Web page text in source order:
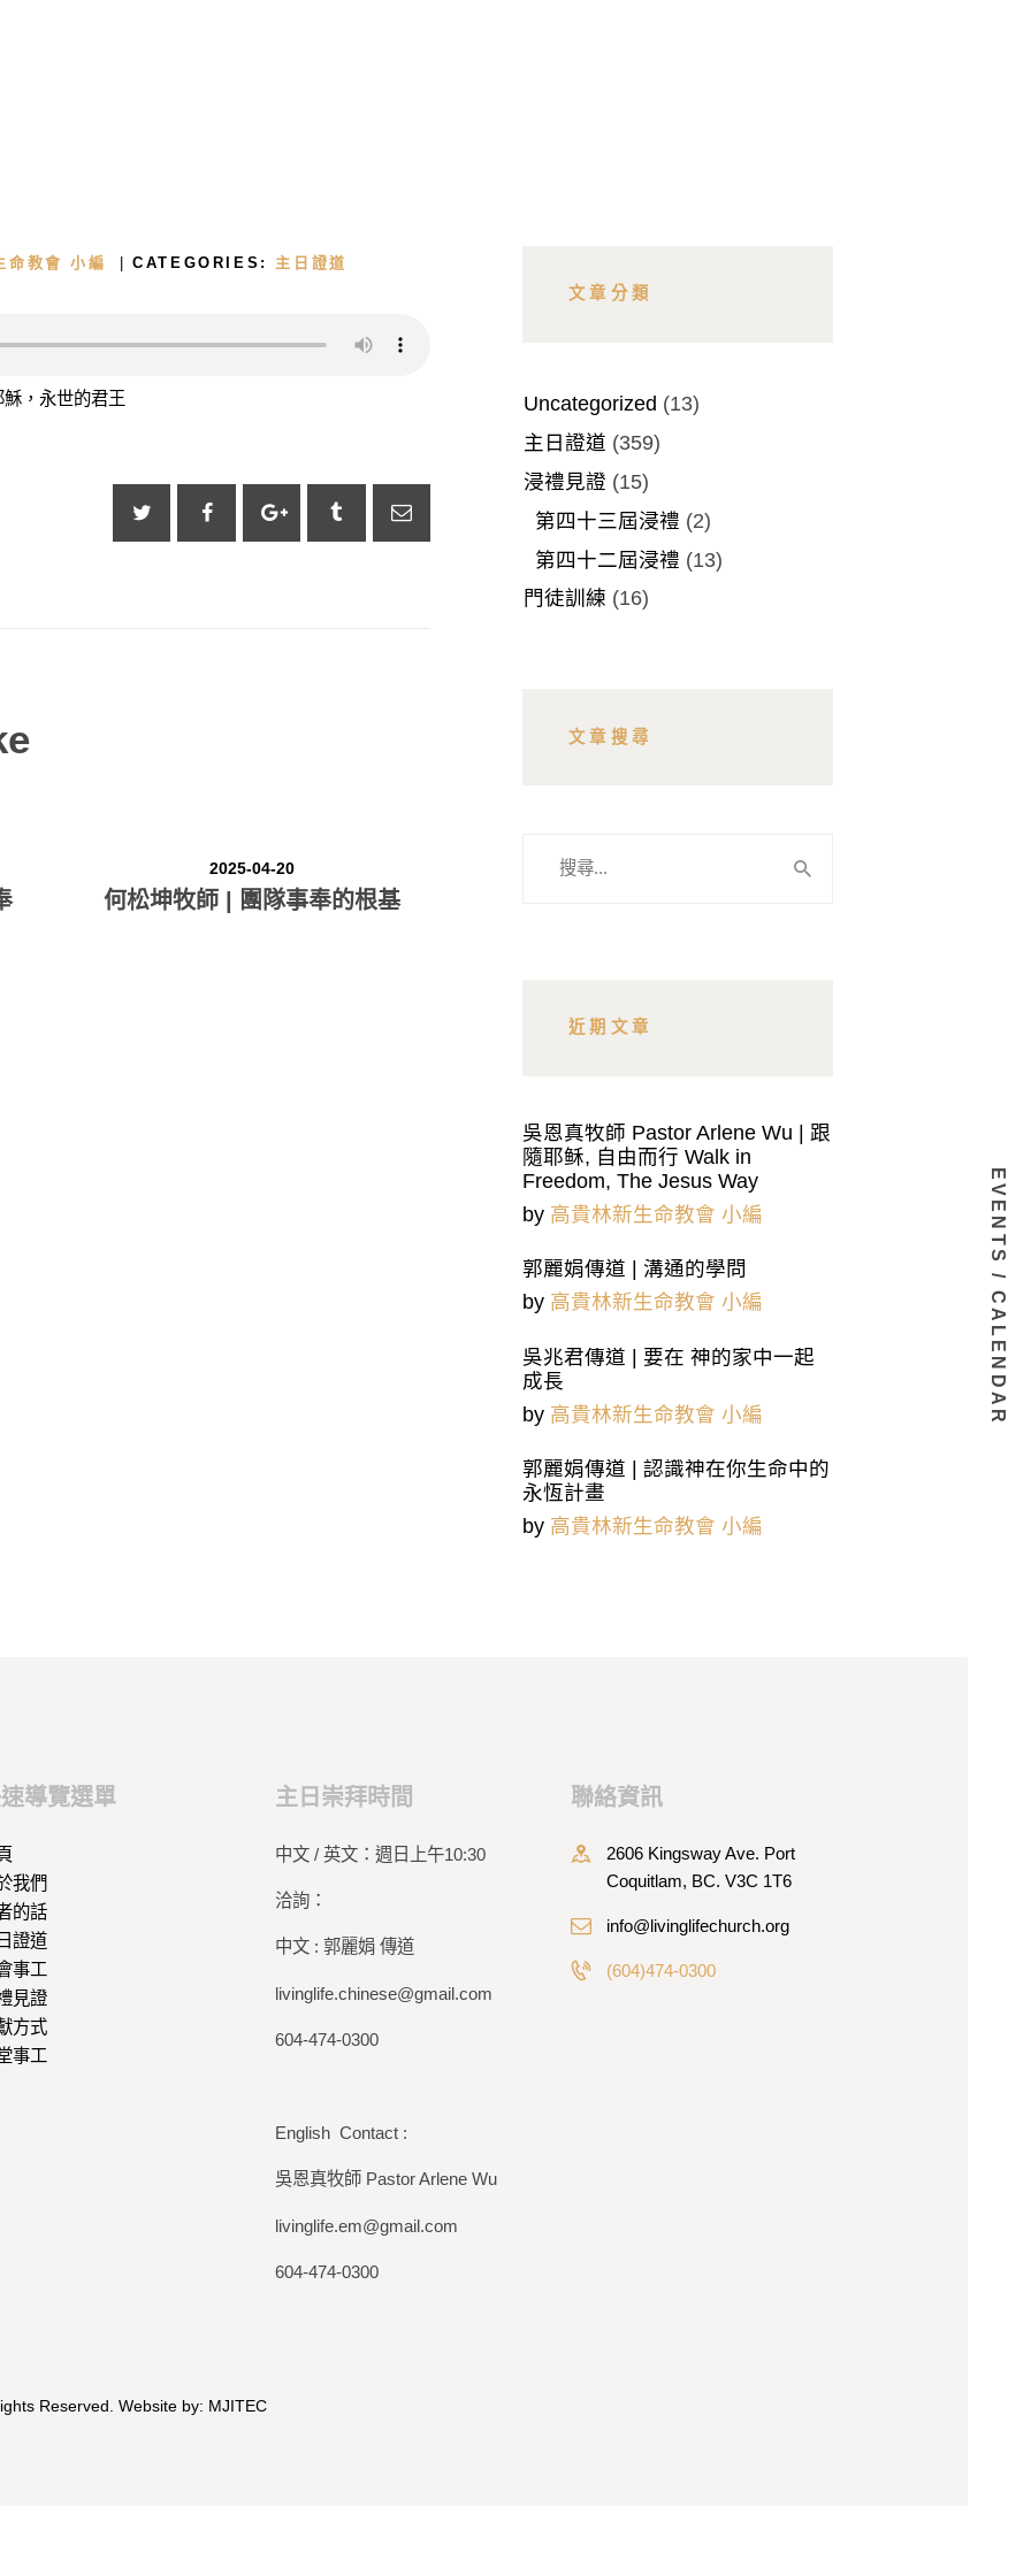
浸禮見證
奉獻方式
命教會 小編 CATEGORIES: 主日證道
，永世的君王
2025-04-20
何松坤牧師 | 團隊事奉的根基
文章分類
Uncategorized (13)
主日證道 (359)
浸禮見證 (15)
第四十三屆浸禮 (2)
第四十二屆浸禮 (13)
門徒訓練 (16)
文章搜尋
近期文章
吳恩真牧師 Pastor Arlene Wu | 跟
隨耶稣, 自由而行 Walk in
Freedom, The Jesus Way
by 高貴林新生命教會 小編
郭麗娟傳道 | 溝通的學問
by 高貴林新生命教會 小編
吳兆君傳道 | 要在 神的家中一起
成長
by 高貴林新生命教會 小編
郭麗娟傳道 | 認識神在你生命中的
永恆計畫
by 高貴林新生命教會 小編
導覽選單
我們
的話
證道
事工
見證
方式
事工
主日崇拜時間
中文 / 英文：週日上午10:30
洽詢：
中文 : 郭麗娟 傳道
livinglife.chinese@gmail.com
604-474-0300
English Contact :
吳恩真牧師 Pastor Arlene Wu
livinglife.em@gmail.com
604-474-0300
聯絡資訊
2606 Kingsway Ave. Port
Coquitlam, BC. V3C 1T6
info@livinglifechurch.org
(604)474-0300
Reserved. Website by: MJITEC
EVENTS / CALENDAR